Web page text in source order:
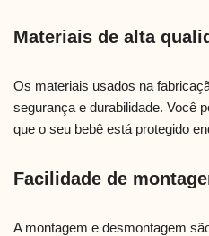
Materiais de alta
Os materiais usados na
segurança e durabilidade. Você
que o seu bebê está protegido
Facilidade de
A montagem e desmontagem